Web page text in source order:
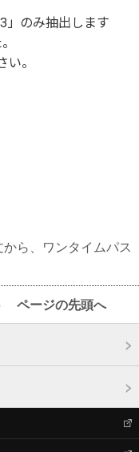
のみ抽出します
。
ら、ワンタイムパス
ページの先頭へ